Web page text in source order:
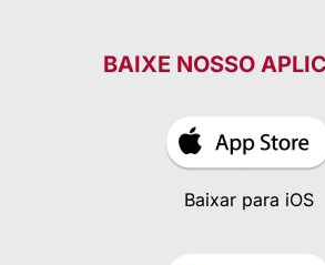
BAIXE NOSSO
Baixar para iOS